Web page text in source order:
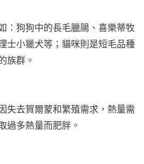
：狗狗中的長毛臘腸、喜樂蒂牧
士小獵犬等；貓咪則是短毛品種
族群。
失去賀爾蒙和繁殖需求，熱量需
過多熱量而肥胖。